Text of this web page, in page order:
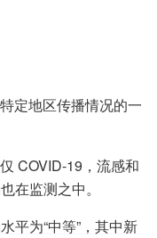
定地区传播情况的一
COVID-19，流感和
在监测之中。
平为“中等”，其中新